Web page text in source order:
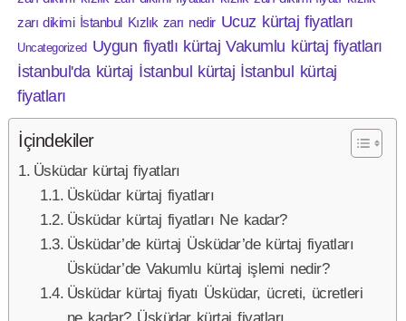
zarı dikimi İstanbul Kızlık zarı nedir Ucuz kürtaj fiyatları
Uncategorized Uygun fiyatlı kürtaj Vakumlu kürtaj fiyatları
İstanbul'da kürtaj İstanbul kürtaj İstanbul kürtaj
fiyatları
İçindekiler
Üsküdar kürtaj fiyatları
Üsküdar kürtaj fiyatları
Üsküdar kürtaj fiyatları Ne kadar?
Üsküdar’de kürtaj Üsküdar’de kürtaj fiyatları
Üsküdar’de Vakumlu kürtaj işlemi nedir?
Üsküdar kürtaj fiyatı Üsküdar, ücreti, ücretleri
ne kadar? Üsküdar kürtaj fiyatları